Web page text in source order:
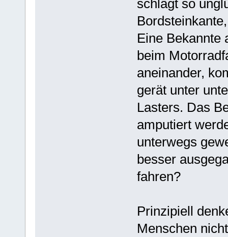
schlägt so
Eine Bekannte
beim
aneinander,
gerät unter
Lasters. Das
amputiert
unterwegs
besser
fahren?
Prinzipiell
Menschen